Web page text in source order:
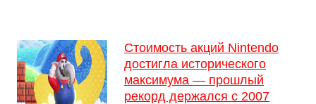
Стоимость акций Nintendo
достигла исторического
максимума — прошлый
рекорд держался с 2007